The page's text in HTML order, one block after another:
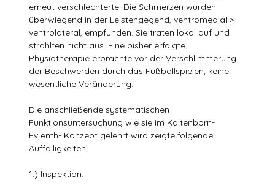
erneut verschlechterte. Die Schmerzen wurden
überwiegend in der Leistengegend, ventromedial >
ventrolateral, empfunden. Sie traten lokal auf und
strahlten nicht aus. Eine bisher erfolgte
Physiotherapie erbrachte vor der Verschlimmerung
der Beschwerden durch das Fußballspielen, keine
wesentliche Veränderung.
Die anschließende systematischen
Funktionsuntersuchung wie sie im Kaltenborn-
Evjenth- Konzept gelehrt wird zeigte folgende
Auffälligkeiten:
1.) Inspektion: